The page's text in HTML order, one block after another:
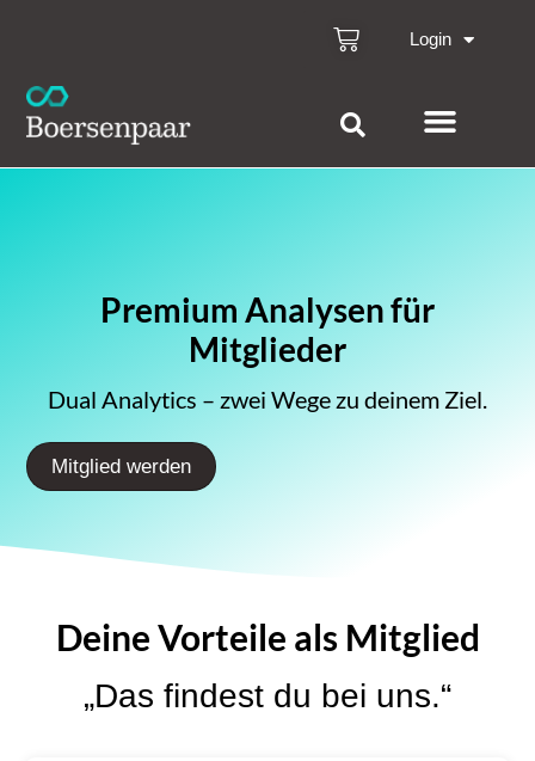
Login
Premium Analysen für
Mitglieder
Dual Analytics – zwei Wege zu deinem Ziel.
Mitglied werden
Deine Vorteile als Mitglied
„Das findest du bei uns.“